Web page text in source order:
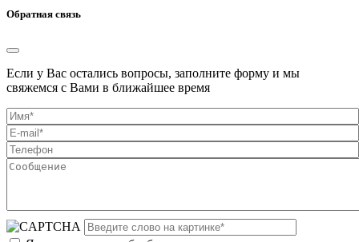
Обратная связь
Если у Вас остались вопросы, заполните форму и мы
свяжемся с Вами в ближайшее время